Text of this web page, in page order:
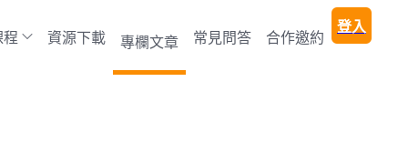
程 資源下載 專欄文章 常見問答 合作邀約
登入